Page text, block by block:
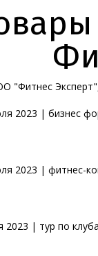
"Фитнес
2023 | бизнес
2023 | фитнес-
2023 | тур по